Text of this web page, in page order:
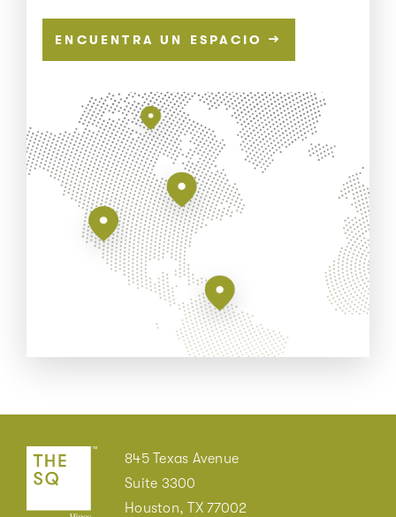
ENCUENTRA UN ESPACIO→
845 Texas Avenue
Suite 3300
Houston, TX 77002